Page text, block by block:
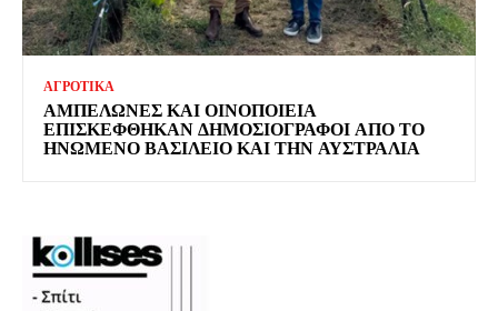
ΑΓΡΟΤΙΚΑ
ΑΜΠΕΛΏΝΕΣ ΚΑΙ ΟΙΝΟΠΟΙΕΊΑ
ΕΠΙΣΚΈΦΘΗΚΑΝ ΔΗΜΟΣΙΟΓΡΆΦΟΙ ΑΠΌ ΤΟ
ΗΝΩΜΈΝΟ ΒΑΣΊΛΕΙΟ ΚΑΙ ΤΗΝ ΑΥΣΤΡΑΛΊΑ